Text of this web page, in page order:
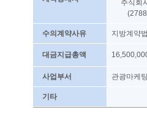
주식회
수의계약사유 지방계약
대금지급총액
사업부서 관광마케
기타